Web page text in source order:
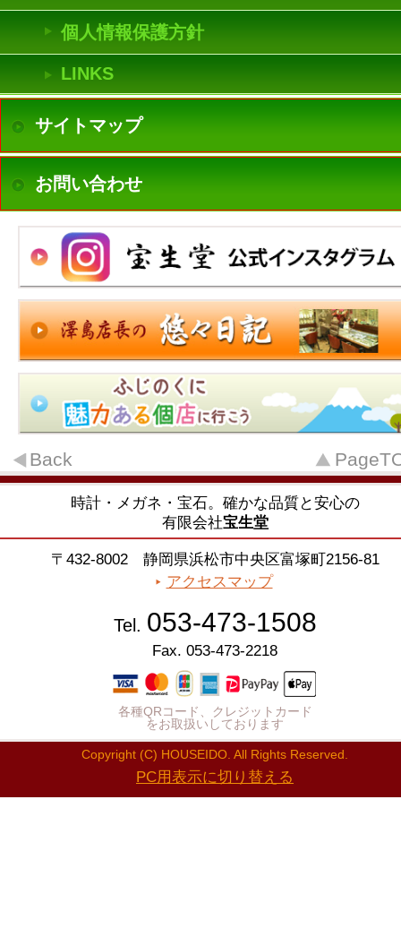
個人情報保護方針
LINKS
サイトマップ
お問い合わせ
Back
時計・メガネ・宝石。確かな品質と安心の
有限会社宝生堂
〒432-8002 静岡県浜松市中央区富塚町2156-81
アクセスマップ
Tel. 053-473-1508
Fax. 053-473-2218
各種QRコード、クレジットカード
をお取扱いしております
Copyright (C) HOUSEIDO. All Rights Reserved.
PC用表示に切り替える